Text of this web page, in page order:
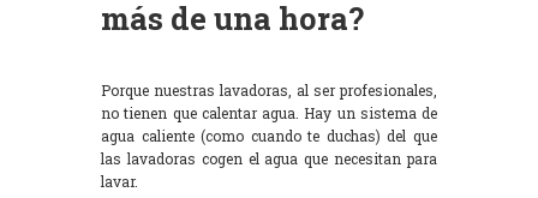
más de una hora?
Porque nuestras lavadoras, al ser profesionales,
no tienen que calentar agua. Hay un sistema de
agua caliente (como cuando te duchas) del que
las lavadoras cogen el agua que necesitan para
lavar.